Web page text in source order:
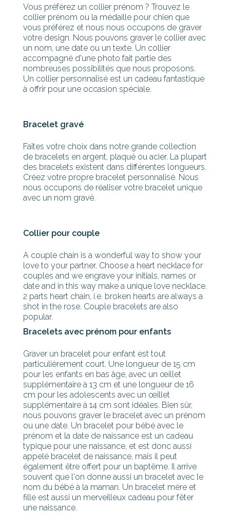
Vous préférez un collier prénom ? Trouvez le
collier prénom ou la médaille pour chien que
vous préférez et nous nous occupons de graver
votre design. Nous pouvons graver le collier avec
un nom, une date ou un texte. Un collier
accompagné d'une photo fait partie des
nombreuses possibilités que nous proposons.
Un collier personnalisé est un cadeau fantastique
à offrir pour une occasion spéciale.
Bracelet gravé
Faîtes votre choix dans notre grande collection
de bracelets en argent, plaqué ou acier. La plupart
des bracelets existent dans différentes longueurs.
Créez votre propre bracelet personnalisé. Nous
nous occupons de réaliser votre bracelet unique
avec un nom gravé.
Collier pour couple
A couple chain is a wonderful way to show your
love to your partner. Choose a heart necklace for
couples and we engrave your initials, names or
date and in this way make a unique love necklace.
2 parts heart chain, i.e. broken hearts are always a
shot in the rose. Couple bracelets are also
popular.
Bracelets avec prénom pour enfants
Graver un bracelet pour enfant est tout
particulièrement court. Une longueur de 15 cm
pour les enfants en bas âge, avec un œillet
supplémentaire à 13 cm et une longueur de 16
cm pour les adolescents avec un œillet
supplémentaire à 14 cm sont idéales. Bien sûr,
nous pouvons graver le bracelet avec un prénom
ou une date. Un bracelet pour bébé avec le
prénom et la date de naissance est un cadeau
typique pour une naissance, et est donc aussi
appelé bracelet de naissance, mais il peut
également être offert pour un baptême. Il arrive
souvent que l'on donne aussi un bracelet avec le
nom du bébé à la maman. Un bracelet mère et
fille est aussi un merveilleux cadeau pour fêter
une naissance.